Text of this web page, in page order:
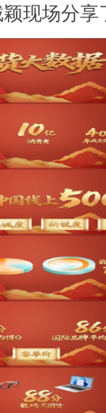
现场分享